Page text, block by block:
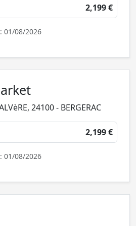
2,199 €
01/08/2026
24100 - BERGERAC
2,199 €
01/08/2026